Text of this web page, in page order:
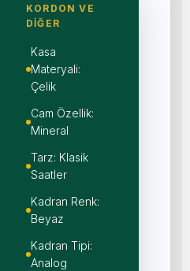
KORDON VE
DIĞER
Kasa
Materyali:
Çelik
Cam Özellik:
Mineral
Tarz: Klasik
Saatler
Kadran Renk:
Beyaz
Kadran Tipi:
Analog